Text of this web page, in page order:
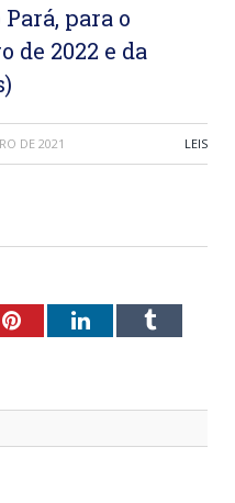
para o
de 2022 e da
DE 2021 LEIS
PinterestLinkedInTumblr